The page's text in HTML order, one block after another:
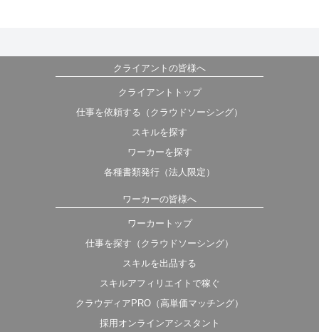
クライアントの皆様へ
クライアントトップ
仕事を依頼する（クラウドソーシング）
スキルを探す
ワーカーを探す
各種書類発行（法人限定）
ワーカーの皆様へ
ワーカートップ
仕事を探す（クラウドソーシング）
スキルを出品する
スキルアフィリエイトで稼ぐ
クラウディアPRO（高単価マッチング）
採用オンラインアシスタント